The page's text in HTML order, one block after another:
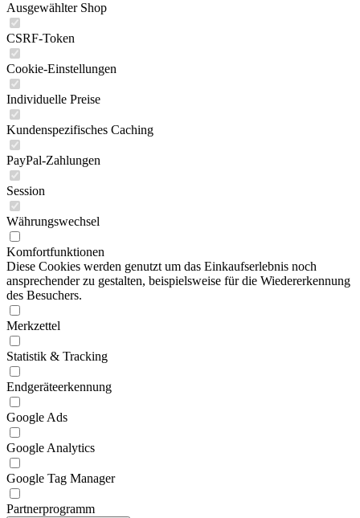
Ausgewählter Shop
CSRF-Token
Cookie-Einstellungen
Individuelle Preise
Kundenspezifisches Caching
PayPal-Zahlungen
Session
Währungswechsel
Komfortfunktionen
Diese Cookies werden genutzt um das Einkaufserlebnis noch
ansprechender zu gestalten, beispielsweise für die Wiedererkennung
des Besuchers.
Merkzettel
Statistik & Tracking
Endgeräteerkennung
Google Ads
Google Analytics
Google Tag Manager
Partnerprogramm